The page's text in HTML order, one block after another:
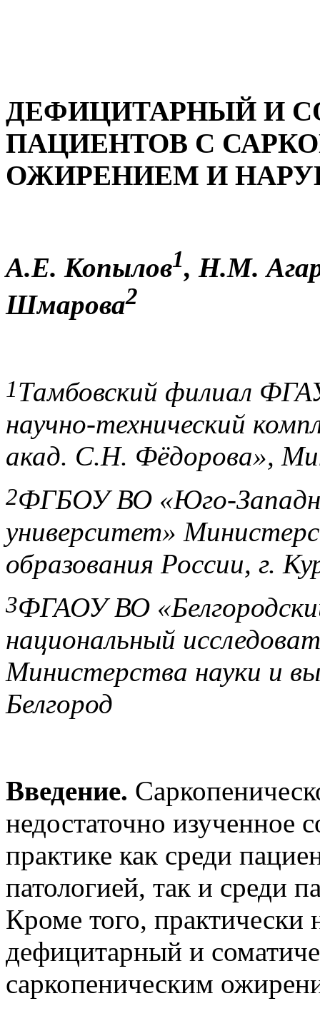
ДЕФИЦИТАРНЫЙ И
ПАЦИЕНТОВ С
ОЖИРЕНИЕМ И
А.Е. Копылов1, Н.М.
Шмарова2
1Тамбовский филиал
научно-технический
акад. С.Н. Фёдорова»,
2ФГБОУ ВО «Юго-
университет»
образования России, г.
3ФГАОУ ВО
национальный
Министерства науки и
Белгород
Введение.
недостаточно изученное
практике как среди
патологией, так и среди
Кроме того, практически
дефицитарный и
саркопеническим